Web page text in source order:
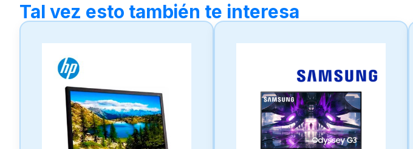
Tal vez esto también te interesa